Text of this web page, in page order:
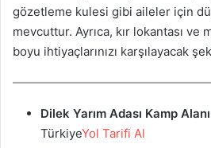
gözetleme kulesi gibi aileler için
mevcuttur. Ayrıca, kır lokantası ve
boyu ihtiyaçlarınızı karşılayacak
Dilek Yarım Adası Kamp Alanı
TürkiyeYol Tarifi Al